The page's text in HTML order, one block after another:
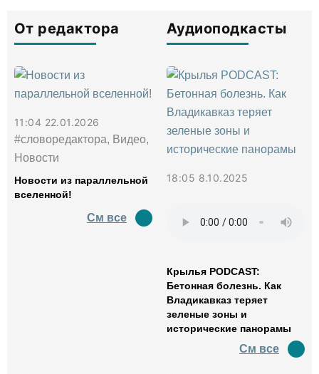
От редактора
11:04 22.01.2026
#словоредактора, Видео,
Новости
Новости из параллельной
вселенной!
См все
Аудиоподкасты
18:05 8.10.2025
Крылья PODCAST:
Бетонная болезнь. Как
Владикавказ теряет
зеленые зоны и
исторические панорамы
См все